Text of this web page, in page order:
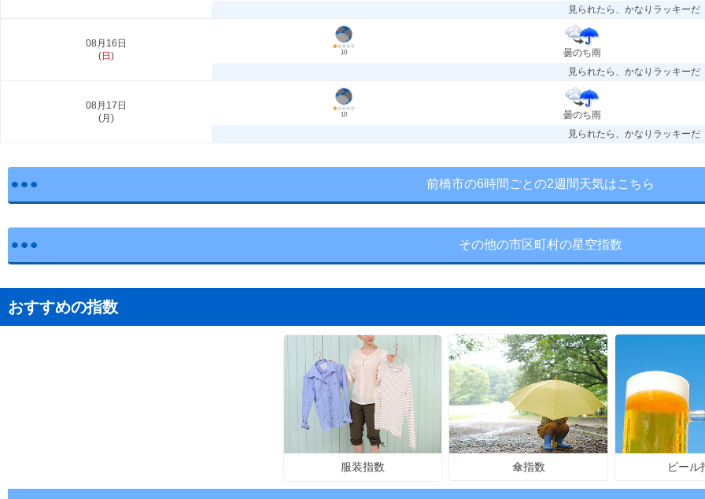
見られたら、かなりラッキーだ
08月16日
(日 ) 10
曇のち雨
見られたら、かなりラッキーだ
08月17日
(月 ) 10
曇のち雨
見られたら、かなりラッキーだ
前橋市の6時間ごとの2週間天気はこちら
その他の市区町村の星空指数
おすすめの指数
服装指数 傘指数 ビール